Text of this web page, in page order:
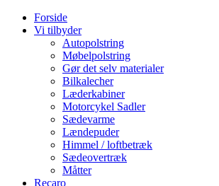
Forside
Vi tilbyder
Autopolstring
Møbelpolstring
Gør det selv materialer
Bilkalecher
Læderkabiner
Motorcykel Sadler
Sædevarme
Lændepuder
Himmel / loftbetræk
Sædeovertræk
Måtter
Recaro